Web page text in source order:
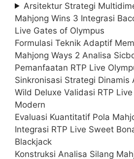
Arsitektur Strategi
Mahjong Wins 3 Integrasi
Live Gates of Olympus
Formulasi Teknik Adaptif
Mahjong Ways 2 Analisa
Pemanfaatan RTP Live
Sinkronisasi Strategi Dinamis
Wild Deluxe Validasi RTP
Modern
Evaluasi Kuantitatif Pola
Integrasi RTP Live Sweet
Blackjack
Konstruksi Analisa Silang